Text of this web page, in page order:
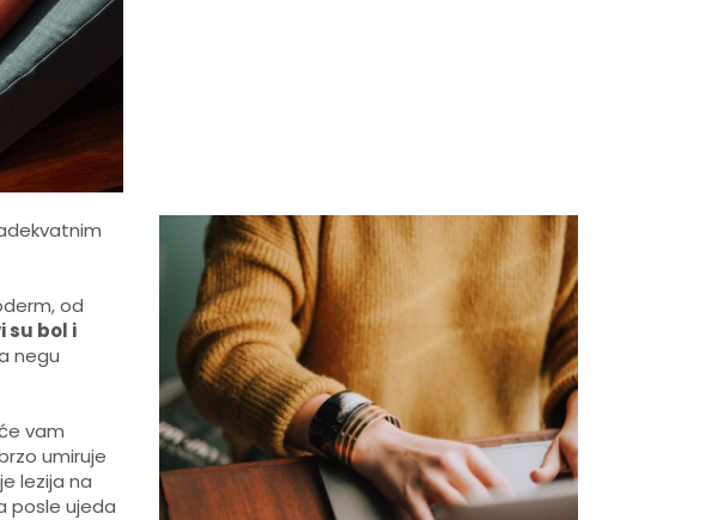
od
su bol i
negu
vam
umiruje
lezija na
posle ujeda